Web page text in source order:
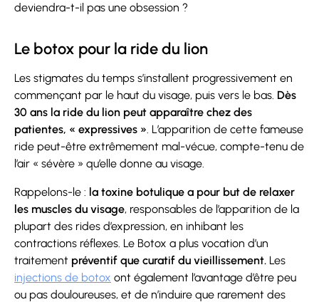
deviendra-t-il pas une obsession ?
Le botox pour la ride du lion
Les stigmates du temps s’installent progressivement en
commençant par le haut du visage, puis vers le bas. Dès
30 ans la ride du lion peut apparaître chez des
patientes, « expressives ». L’apparition de cette fameuse
ride peut-être extrêmement mal-vécue, compte-tenu de
l’air « sévère » qu’elle donne au visage.
Rappelons-le : la toxine botulique a pour but de relaxer
les muscles du visage, responsables de l’apparition de la
plupart des rides d’expression, en inhibant les
contractions réflexes. Le Botox a plus vocation d’un
traitement préventif que curatif du vieillissement. Les
injections de botox ont également l’avantage d’être peu
ou pas douloureuses, et de n’induire que rarement des